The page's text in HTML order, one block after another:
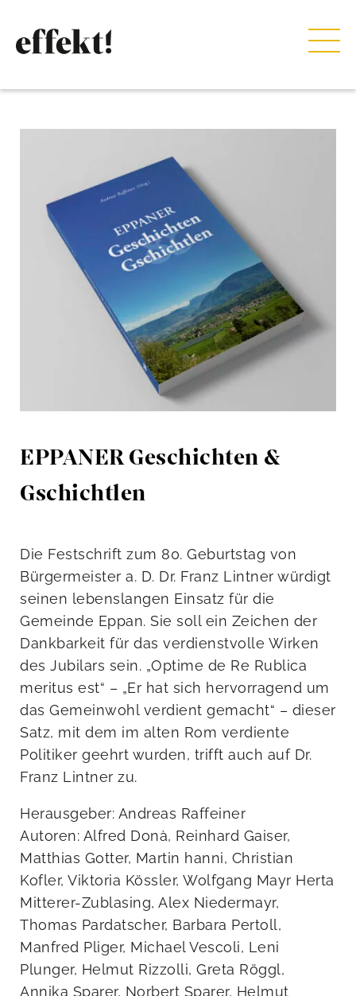
EPPANER Geschichten &
Gschichtlen
Die Festschrift zum 80. Geburtstag von
Bürgermeister a. D. Dr. Franz Lintner würdigt
seinen lebenslangen Einsatz für die
Gemeinde Eppan. Sie soll ein Zeichen der
Dankbarkeit für das verdienstvolle Wirken
des Jubilars sein. „Optime de Re Rublica
meritus est“ – „Er hat sich hervorragend um
das Gemeinwohl verdient gemacht“ – dieser
Satz, mit dem im alten Rom verdiente
Politiker geehrt wurden, trifft auch auf Dr.
Franz Lintner zu.
Herausgeber: Andreas Raffeiner
Autoren: Alfred Donà, Reinhard Gaiser,
Matthias Gotter, Martin hanni, Christian
Kofler, Viktoria Kössler, Wolfgang Mayr Herta
Mitterer-Zublasing, Alex Niedermayr,
Thomas Pardatscher, Barbara Pertoll,
Manfred Pliger, Michael Vescoli, Leni
Plunger, Helmut Rizzolli, Greta Röggl,
Annika Sparer, Norbert Sparer, Helmut